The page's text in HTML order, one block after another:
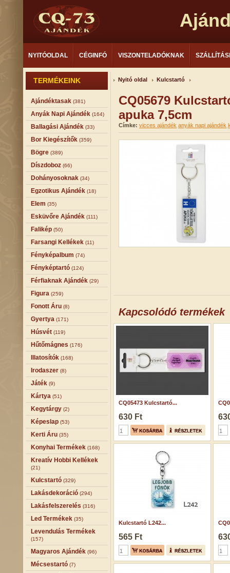
NYITÓOLDAL CÉGINFÓ VISZONTELADÓKNAK
TERMÉKEINK
Ajándéktasak (381)
Anyák Napi Ajándék (164)
Ballagási Ajándék (33)
Bor Kiegészítők (359)
Bögre (389)
Díszdoboz (66)
Dohányosoknak (34)
Egzotikus Ajándék (18)
Elem (35)
Esküvőre Ajándék (111)
Falikép (50)
Farsangi Kellékek (11)
Fényképalbum (74)
Fényképtartó (124)
Férfiaknak Ajándék (29)
Figura (259)
Fonott Áru (8)
Gyertya (171)
Húsvét (119)
Hűtőmágnes (176)
Illatosítók (168)
Irodaszer (8)
Játék (9)
Kártya (51)
Kegytárgy (2)
Képeslap (53)
Kerti Áru (35)
Konyhai Termékek (168)
Kreatív Hobbi Kellékek
(21)
Kulcstartó (329)
Lakásdekoráció (294)
Lakásfelszerelés (316)
Led Termékek (35)
Levendulás Termékek
(157)
Magyaros Ajándék (96)
Mécsestartó (7)
Nyitó oldal Kulcstartó
CQ05679
apuka 7,5cm
Címke: vicces ajándék anyák napi ajándék
Kapcsolódó termékek
CQ05473 Kulcstartó...
630 Ft
Kulcstartó L242...
565 Ft